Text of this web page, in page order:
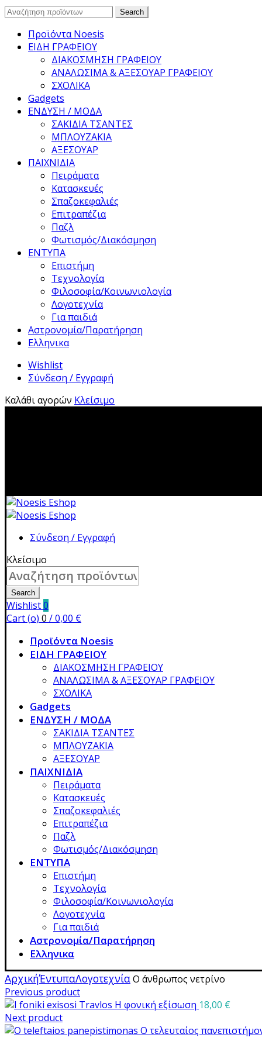
Search
Search
Προϊόντα Noesis
ΕΙΔΗ ΓΡΑΦΕΙΟΥ
ΔΙΑΚΟΣΜΗΣΗ ΓΡΑΦΕΙΟΥ
ΑΝΑΛΩΣΙΜΑ & ΑΞΕΣΟΥΑΡ ΓΡΑΦΕΙΟΥ
ΣΧΟΛΙΚΑ
Gadgets
ΕΝΔΥΣΗ / ΜΟΔΑ
ΣΑΚΙΔΙΑ ΤΣΑΝΤΕΣ
ΜΠΛΟΥΖΑΚΙΑ
ΑΞΕΣΟΥΑΡ
ΠΑΙΧΝΙΔΙΑ
Πειράματα
Κατασκευές
Σπαζοκεφαλιές
Επιτραπέζια
Παζλ
Φωτισμός/Διακόσμηση
ΕΝΤΥΠΑ
Επιστήμη
Τεχνολογία
Φιλοσοφία/Κοινωνιολογία
Λογοτεχνία
Για παιδιά
Αστρονομία/Παρατήρηση
Ελληνικα
Wishlist
Σύνδεση / Εγγραφή
Καλάθι αγορών Κλείσιμο
Σύνδεση / Εγγραφή
Κλείσιμο
Search
for:
Search
Wishlist0
Cart (o) 0 /0,00 €
Προϊόντα Noesis
ΕΙΔΗ ΓΡΑΦΕΙΟΥ
ΔΙΑΚΟΣΜΗΣΗ ΓΡΑΦΕΙΟΥ
ΑΝΑΛΩΣΙΜΑ & ΑΞΕΣΟΥΑΡ ΓΡΑΦΕΙΟΥ
ΣΧΟΛΙΚΑ
Gadgets
ΕΝΔΥΣΗ / ΜΟΔΑ
ΣΑΚΙΔΙΑ ΤΣΑΝΤΕΣ
ΜΠΛΟΥΖΑΚΙΑ
ΑΞΕΣΟΥΑΡ
ΠΑΙΧΝΙΔΙΑ
Πειράματα
Κατασκευές
Σπαζοκεφαλιές
Επιτραπέζια
Παζλ
Φωτισμός/Διακόσμηση
ΕΝΤΥΠΑ
Επιστήμη
Τεχνολογία
Φιλοσοφία/Κοινωνιολογία
Λογοτεχνία
Για παιδιά
Αστρονομία/Παρατήρηση
Ελληνικα
ΑρχικήΈντυπαΛογοτεχνίαΟ άνθρωπος νετρίνο
Previous product
Η φονική εξίσωση 18,00 €
Next product
Ο τελευταίος